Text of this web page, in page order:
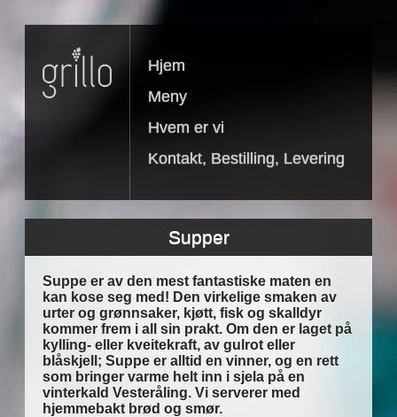
Hjem
Meny
Hvem er vi
Kontakt, Bestilling, Levering
Supper
Suppe er av den mest fantastiske maten en
kan kose seg med! Den virkelige smaken av
urter og grønnsaker, kjøtt, fisk og skalldyr
kommer frem i all sin prakt. Om den er laget på
kylling- eller kveitekraft, av gulrot eller
blåskjell; Suppe er alltid en vinner, og en rett
som bringer varme helt inn i sjela på en
vinterkald Vesteråling. Vi serverer med
hjemmebakt brød og smør.